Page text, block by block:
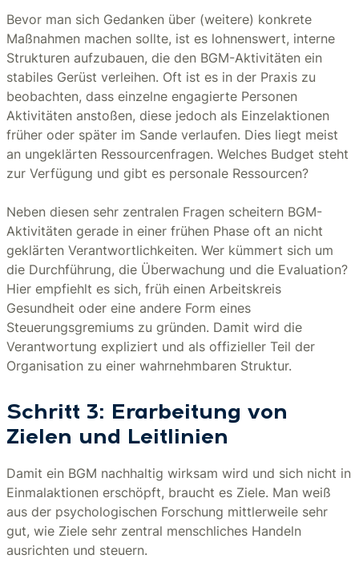
Bevor man sich Gedanken über (weitere) konkrete
Maßnahmen machen sollte, ist es lohnenswert, interne
Strukturen aufzubauen, die den BGM-Aktivitäten ein
stabiles Gerüst verleihen. Oft ist es in der Praxis zu
beobachten, dass einzelne engagierte Personen
Aktivitäten anstoßen, diese jedoch als Einzelaktionen
früher oder später im Sande verlaufen. Dies liegt meist
an ungeklärten Ressourcenfragen. Welches Budget steht
zur Verfügung und gibt es personale Ressourcen?
Neben diesen sehr zentralen Fragen scheitern BGM-
Aktivitäten gerade in einer frühen Phase oft an nicht
geklärten Verantwortlichkeiten. Wer kümmert sich um
die Durchführung, die Überwachung und die Evaluation?
Hier empfiehlt es sich, früh einen Arbeitskreis
Gesundheit oder eine andere Form eines
Steuerungsgremiums zu gründen. Damit wird die
Verantwortung expliziert und als offizieller Teil der
Organisation zu einer wahrnehmbaren Struktur.
Schritt 3: Erarbeitung von
Zielen und Leitlinien
Damit ein BGM nachhaltig wirksam wird und sich nicht in
Einmalaktionen erschöpft, braucht es Ziele. Man weiß
aus der psychologischen Forschung mittlerweile sehr
gut, wie Ziele sehr zentral menschliches Handeln
ausrichten und steuern.